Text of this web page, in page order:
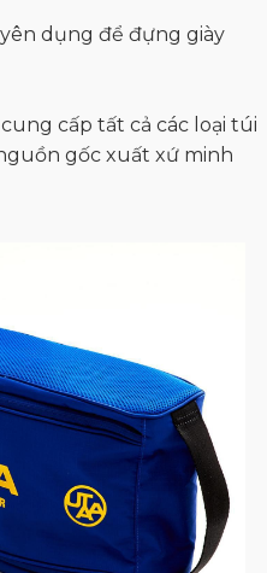
dụng để đựng giày
cấp tất cả các loại túi
gốc xuất xứ minh